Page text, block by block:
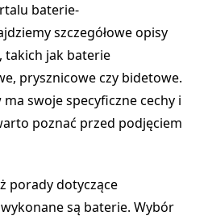
baterie-
szczegółowe opisy
takich jak baterie
prysznicowe czy bidetowe.
swoje specyficzne cechy i
poznać przed podjęciem
porady dotyczące
są baterie. Wybór